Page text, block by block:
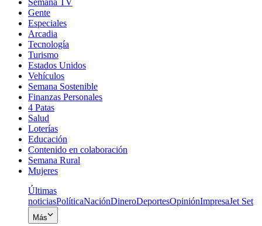
Gente
Especiales
Arcadia
Tecnología
Turismo
Estados Unidos
Vehículos
Semana Sostenible
Finanzas Personales
4 Patas
Salud
Loterías
Educación
Contenido en colaboración
Semana Rural
Mujeres
Últimas
noticiasPolíticaNaciónDineroDeportesOpiniónImpresaJet Set
Más